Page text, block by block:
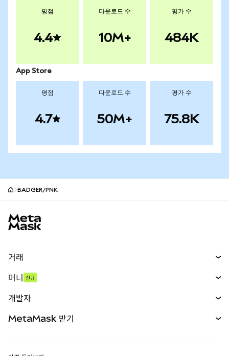
평점
4.4
다운로드 수
10M+
평가 수
484K
App Store
평점
4.7
다운로드 수
50M+
평가 수
75.8K
BADGER/PNK
거래
무기한 선물
실물자산
머니 신규
개발자
MetaMask 받기